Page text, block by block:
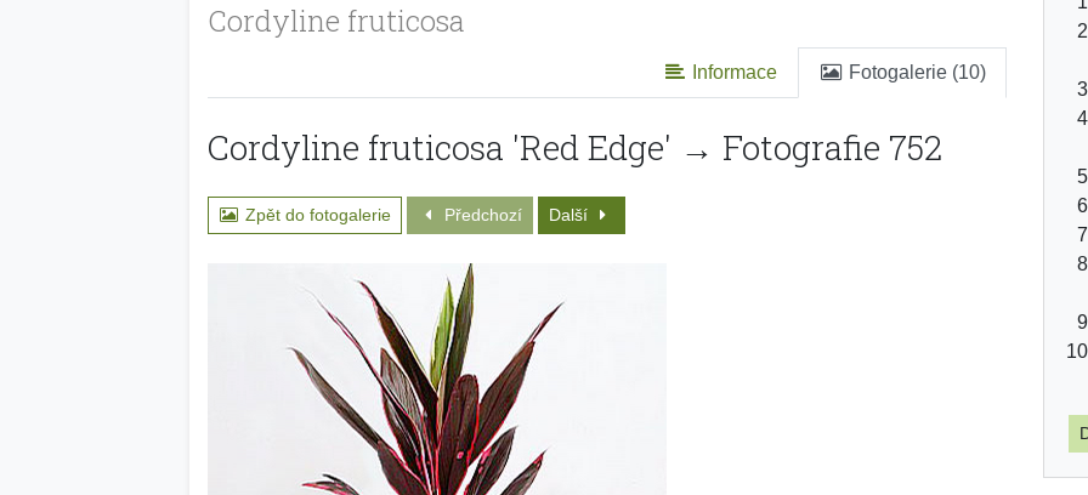
Cordyline fruticosa
Informace Fotogalerie (10)
Cordyline fruticosa 'Red Edge' → Fotografie 752
Zpět do fotogalerie Předchozí Další